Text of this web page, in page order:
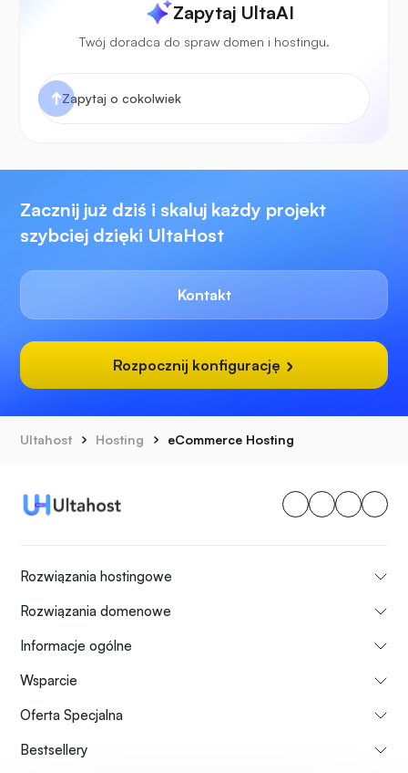
Zapytaj UltaAI
Twój doradca do spraw domen i hostingu.
Zacznij już dziś i skaluj każdy projekt
szybciej dzięki UltaHost
Kontakt
Rozpocznij konfigurację
Ultahost Hosting eCommerce Hosting
Rozwiązania hostingowe
Rozwiązania domenowe
Informacje ogólne
Wsparcie
Oferta Specjalna
Bestsellery